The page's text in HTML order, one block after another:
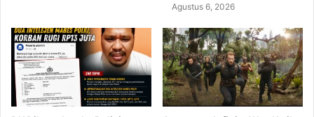
Agustus 6, 2026